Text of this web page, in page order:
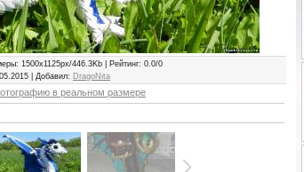
: 1500x1125px/446.3Kb | Рейтинг: 0.0/0
| Добавил: DragoNita
в реальном размере